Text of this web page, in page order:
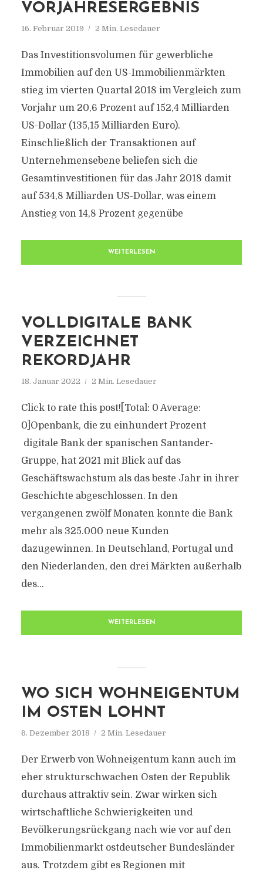
VORJAHRESERGEBNIS
16. Februar 2019 2 Min. Lesedauer
Das Investitionsvolumen für gewerbliche
Immobilien auf den US-Immobilienmärkten
stieg im vierten Quartal 2018 im Vergleich zum
Vorjahr um 20,6 Prozent auf 152,4 Milliarden
US-Dollar (135,15 Milliarden Euro).
Einschließlich der Transaktionen auf
Unternehmensebene beliefen sich die
Gesamtinvestitionen für das Jahr 2018 damit
auf 534,8 Milliarden US-Dollar, was einem
Anstieg von 14,8 Prozent gegenübe
WEITERLESEN
VOLLDIGITALE BANK
VERZEICHNET
REKORDJAHR
18. Januar 2022 2 Min. Lesedauer
Click to rate this post![Total: 0 Average:
0]Openbank, die zu einhundert Prozent
digitale Bank der spanischen Santander-
Gruppe, hat 2021 mit Blick auf das
Geschäftswachstum als das beste Jahr in ihrer
Geschichte abgeschlossen. In den
vergangenen zwölf Monaten konnte die Bank
mehr als 325.000 neue Kunden
dazugewinnen. In Deutschland, Portugal und
den Niederlanden, den drei Märkten außerhalb
des...
WEITERLESEN
WO SICH WOHNEIGENTUM
IM OSTEN LOHNT
6. Dezember 2018 2 Min. Lesedauer
Der Erwerb von Wohneigentum kann auch im
eher strukturschwachen Osten der Republik
durchaus attraktiv sein. Zwar wirken sich
wirtschaftliche Schwierigkeiten und
Bevölkerungsrückgang nach wie vor auf den
Immobilienmarkt ostdeutscher Bundesländer
aus. Trotzdem gibt es Regionen mit